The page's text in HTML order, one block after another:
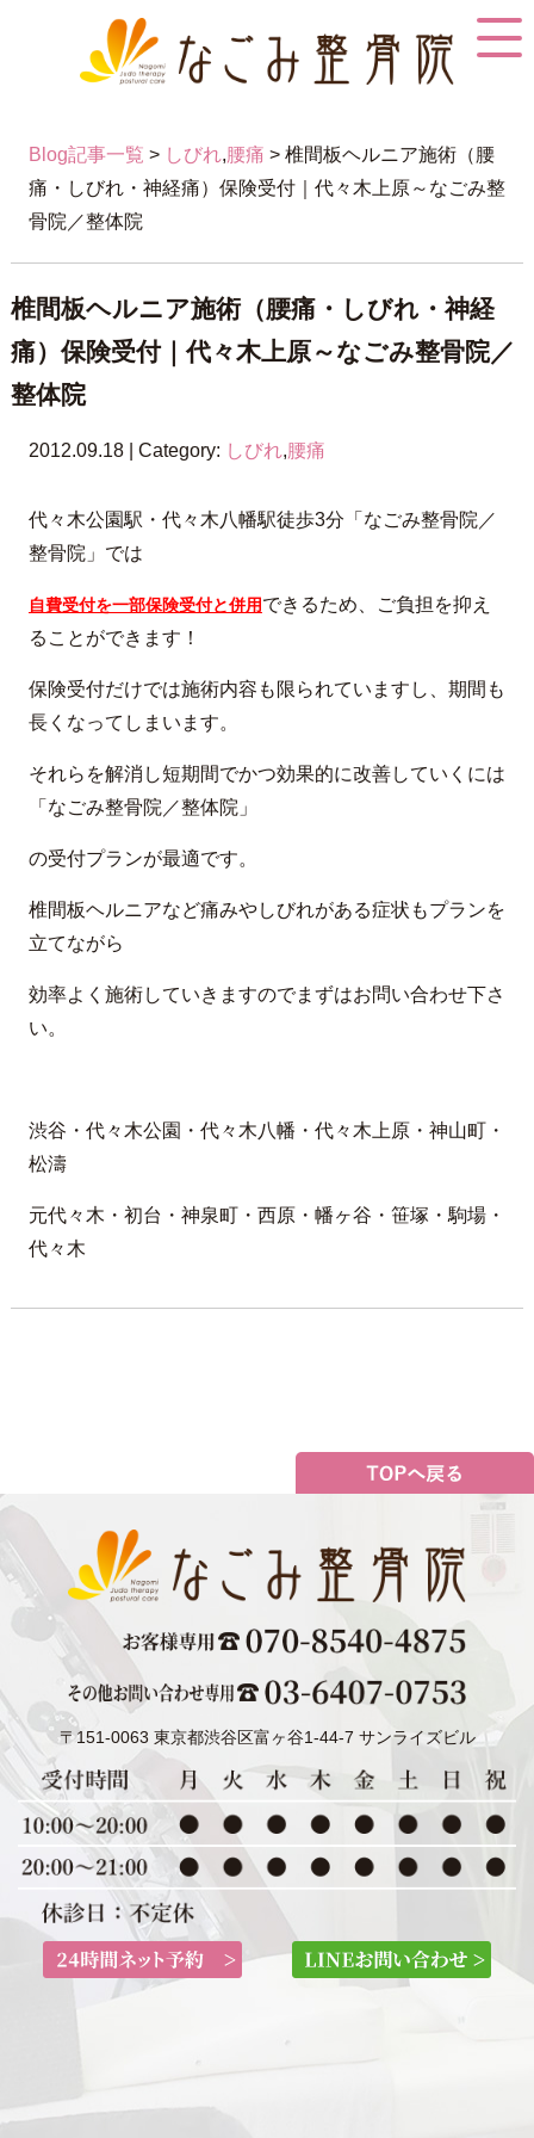
Blog記事一覧 > しびれ,腰痛 > 椎間板ヘルニア施術（腰
痛・しびれ・神経痛）保険受付｜代々木上原～なごみ整
骨院／整体院
椎間板ヘルニア施術（腰痛・しびれ・神経
痛）保険受付｜代々木上原～なごみ整骨院／
整体院
2012.09.18 | Category: しびれ,腰痛
代々木公園駅・代々木八幡駅徒歩3分「なごみ整骨院／
整骨院」では
自費受付を一部保険受付と併用できるため、ご負担を抑え
ることができます！
保険受付だけでは施術内容も限られていますし、期間も
長くなってしまいます。
それらを解消し短期間でかつ効果的に改善していくには
「なごみ整骨院／整体院」
の受付プランが最適です。
椎間板ヘルニアなど痛みやしびれがある症状もプランを
立てながら
効率よく施術していきますのでまずはお問い合わせ下さ
い。
渋谷・代々木公園・代々木八幡・代々木上原・神山町・
松濤
元代々木・初台・神泉町・西原・幡ヶ谷・笹塚・駒場・
代々木
〒151-0063 東京都渋谷区富ヶ谷1-44-7 サンライズビル